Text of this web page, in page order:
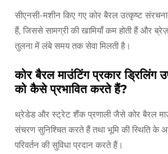
सीएनसी-मशीन किए गए कोर बैरल उत्कृष्ट
हैं, जिससे सामग्री की खामियाँ कम होती हैं और
तुलना में लंबे समय तक सेवा मिलती है।
कोर बैरल माउंटिंग प्रकार
को कैसे प्रभावित करते हैं?
थ्रेडेड और स्ट्रेट शैंक प्रणाली जैसे कोर बैरल
संचरण सुनिश्चित करते हैं तथा भूमि की स्थिति
परिवर्तन की सुविधा प्रदान करते हैं।